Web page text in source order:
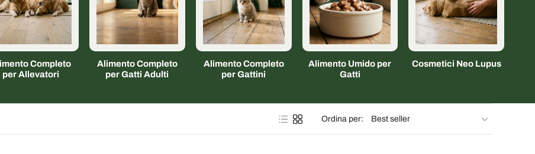
Completo
per Allevatori
Alimento Completo
per Gatti Adulti
Alimento Completo
per Gattini
Alimento Umido per
Gatti
Cosmetici Neo Lupus
Ordina per: